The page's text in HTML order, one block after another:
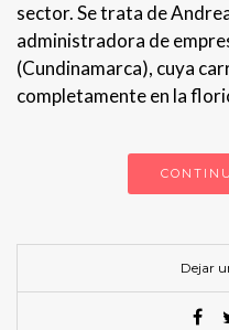
sector. Se trata de
administradora de
(Cundinamarca), cuya
completamente en la
Dejar